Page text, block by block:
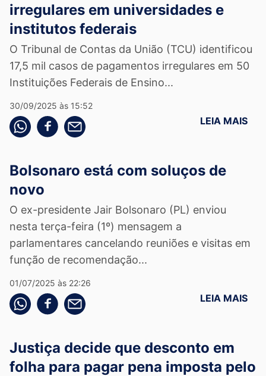
irregulares em universidades e
institutos federais
O Tribunal de Contas da União (TCU) identificou
17,5 mil casos de pagamentos irregulares em 50
Instituições Federais de Ensino...
30/09/2025 às 15:52
Compartilhe pelo whatsapp
Compartilhar no facebook
Compartilhe pelo email LEIA MAIS
Bolsonaro está com soluços de
novo
O ex-presidente Jair Bolsonaro (PL) enviou
nesta terça-feira (1º) mensagem a
parlamentares cancelando reuniões e visitas em
função de recomendação...
01/07/2025 às 22:26
Compartilhe pelo whatsapp
Compartilhar no facebook
Compartilhe pelo email LEIA MAIS
Justiça decide que desconto em
folha para pagar pena imposta pelo